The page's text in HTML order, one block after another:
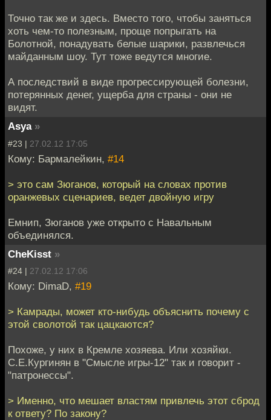
Точно так же и здесь. Вместо того, чтобы заняться
хоть чем-то полезным, проще попрыгать на
Болотной, понадувать белые шарики, развлечься
майданным шоу. Тут тоже ведутся многие.
А последствий в виде прогрессирующей болезни,
потерянных денег, ущерба для страны - они не
видят.
Asya »
#23 | 27.02.12 17:05
Кому: Бармалейкин, #14
> это сам Зюганов, который на словах против
оранжевых сценариев, ведет двойную игру
Емнип, Зюганов уже открыто с Навальным
объединялся.
CheKisst »
#24 | 27.02.12 17:06
Кому: DimaD, #19
> Камрады, может кто-нибудь объяснить почему с
этой сволотой так цацкаются?
Похоже, у них в Кремле хозяева. Или хозяйки.
С.Е.Кургинян в "Смысле игры-12" так и говорит -
"патронессы".
> Именно, что мешает властям привлечь этот сброд
к ответу? По закону?